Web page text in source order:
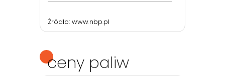
ceny paliw
Źródło: www.nbp.pl